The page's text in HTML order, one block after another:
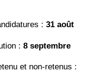
:31 août
:8 septembre
et non-retenus :